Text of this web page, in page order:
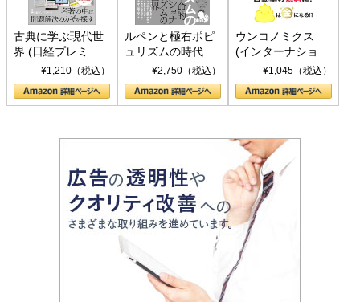
古典に学ぶ現代世
界 (日経プレミア
シリーズ)¥1,210（税込）
ルペンと極右ポピ
ュリズムの時代：
〈ヤヌス〉の二つ
の顔
¥2,750（税込）
ウンコノミクス
(インターナショナ
ル新書)¥1,045（税込）